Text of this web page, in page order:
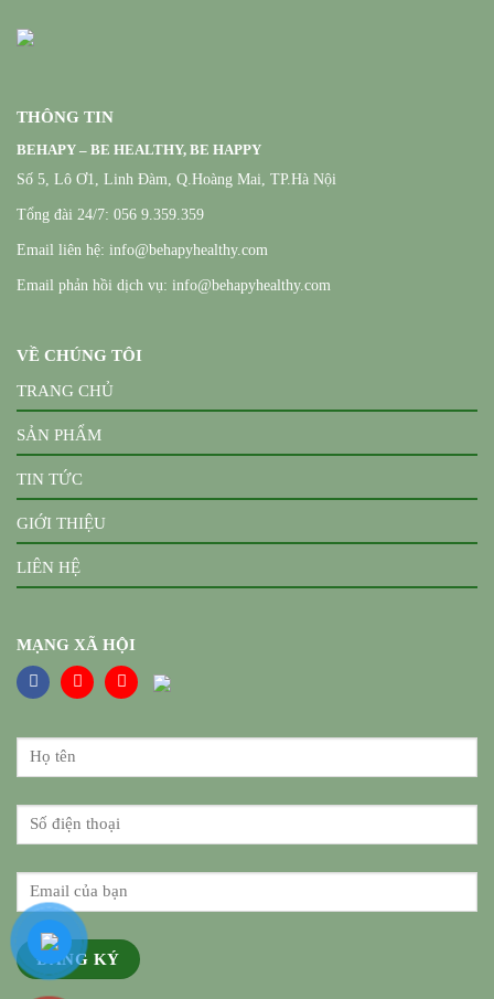
THÔNG TIN
BEHAPY – BE HEALTHY, BE HAPPY
Số 5, Lô Ơ1, Linh Đàm, Q.Hoàng Mai, TP.Hà Nội
Tổng đài 24/7: 056 9.359.359
Email liên hệ: info@behapyhealthy.com
Email phản hồi dịch vụ: info@behapyhealthy.com
VỀ CHÚNG TÔI
TRANG CHỦ
SẢN PHẨM
TIN TỨC
GIỚI THIỆU
LIÊN HỆ
MẠNG XÃ HỘI